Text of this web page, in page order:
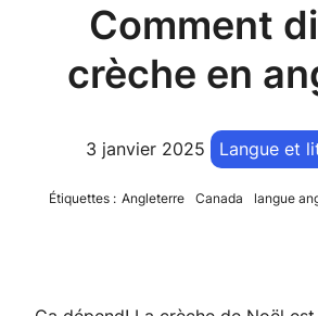
Comment
crèche en
3 janvier 2025 Langue et
Étiquettes : Angleterre Canada langue